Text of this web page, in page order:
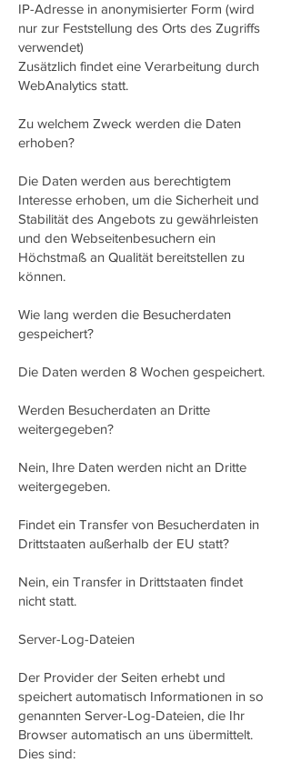
IP-Adresse in anonymisierter Form (wird
nur zur Feststellung des Orts des Zugriffs
verwendet)
Zusätzlich findet eine Verarbeitung durch
WebAnalytics statt.
Zu welchem Zweck werden die Daten
erhoben?
Die Daten werden aus berechtigtem
Interesse erhoben, um die Sicherheit und
Stabilität des Angebots zu gewährleisten
und den Webseitenbesuchern ein
Höchstmaß an Qualität bereitstellen zu
können.
Wie lang werden die Besucherdaten
gespeichert?
Die Daten werden 8 Wochen gespeichert.
Werden Besucherdaten an Dritte
weitergegeben?
Nein, Ihre Daten werden nicht an Dritte
weitergegeben.
Findet ein Transfer von Besucherdaten in
Drittstaaten außerhalb der EU statt?
Nein, ein Transfer in Drittstaaten findet
nicht statt.
Server-Log-Dateien
Der Provider der Seiten erhebt und
speichert automatisch Informationen in so
genannten Server-Log-Dateien, die Ihr
Browser automatisch an uns übermittelt.
Dies sind: